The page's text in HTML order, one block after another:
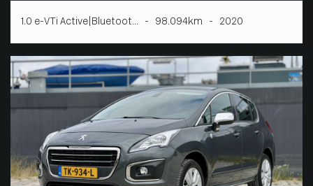
1.0 e-VTi Active|Bluetoot... - 98.094km - 2020